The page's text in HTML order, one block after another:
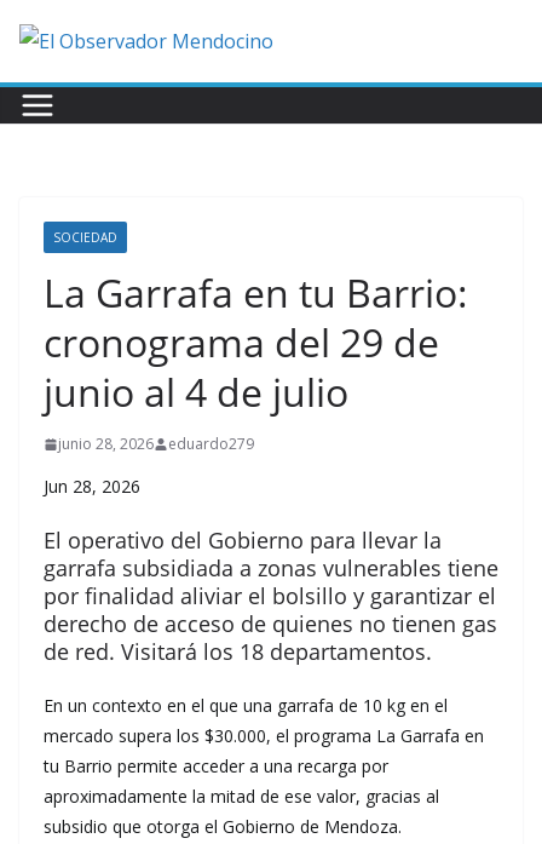
contenido
SOCIEDAD
La Garrafa en tu Barrio:
cronograma del 29 de
junio al 4 de julio
junio 28, 2026 eduardo279
Jun 28, 2026
El operativo del Gobierno para llevar la
garrafa subsidiada a zonas vulnerables tiene
por finalidad aliviar el bolsillo y garantizar el
derecho de acceso de quienes no tienen gas
de red. Visitará los 18 departamentos.
En un contexto en el que una garrafa de 10 kg en el
mercado supera los $30.000, el programa La Garrafa en
tu Barrio permite acceder a una recarga por
aproximadamente la mitad de ese valor, gracias al
subsidio que otorga el Gobierno de Mendoza.